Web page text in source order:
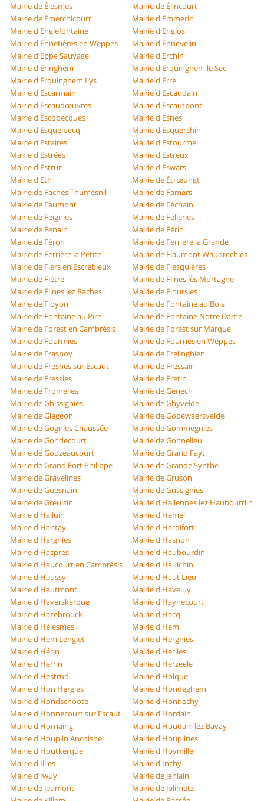
Mairie de Élesmes
Mairie de Élincourt
Mairie de Émerchicourt
Mairie d'Emmerin
Mairie d'Englefontaine
Mairie d'Englos
Mairie d'Ennetières en Weppes
Mairie d'Ennevelin
Mairie d'Eppe Sauvage
Mairie d'Erchin
Mairie d'Eringhem
Mairie d'Erquinghem le Sec
Mairie d'Erquinghem Lys
Mairie d'Erre
Mairie d'Escarmain
Mairie d'Escaudain
Mairie d'Escaudœuvres
Mairie d'Escautpont
Mairie d'Escobecques
Mairie d'Esnes
Mairie d'Esquelbecq
Mairie d'Esquerchin
Mairie d'Estaires
Mairie d'Estourmel
Mairie d'Estrées
Mairie d'Estreux
Mairie d'Estrun
Mairie d'Eswars
Mairie d'Eth
Mairie de Étrœungt
Mairie de Faches Thumesnil
Mairie de Famars
Mairie de Faumont
Mairie de Féchain
Mairie de Feignies
Mairie de Felleries
Mairie de Fenain
Mairie de Férin
Mairie de Féron
Mairie de Ferrière la Grande
Mairie de Ferrière la Petite
Mairie de Flaumont Waudrechies
Mairie de Flers en Escrebieux
Mairie de Flesquières
Mairie de Flêtre
Mairie de Flines lès Mortagne
Mairie de Flines lez Raches
Mairie de Floursies
Mairie de Floyon
Mairie de Fontaine au Bois
Mairie de Fontaine au Pire
Mairie de Fontaine Notre Dame
Mairie de Forest en Cambrésis
Mairie de Forest sur Marque
Mairie de Fourmies
Mairie de Fournes en Weppes
Mairie de Frasnoy
Mairie de Frelinghien
Mairie de Fresnes sur Escaut
Mairie de Fressain
Mairie de Fressies
Mairie de Fretin
Mairie de Fromelles
Mairie de Genech
Mairie de Ghissignies
Mairie de Ghyvelde
Mairie de Glageon
Mairie de Godewaersvelde
Mairie de Gognies Chaussée
Mairie de Gommegnies
Mairie de Gondecourt
Mairie de Gonnelieu
Mairie de Gouzeaucourt
Mairie de Grand Fayt
Mairie de Grand Fort Philippe
Mairie de Grande Synthe
Mairie de Gravelines
Mairie de Gruson
Mairie de Guesnain
Mairie de Gussignies
Mairie de Gœulzin
Mairie d'Hallennes lez Haubourdin
Mairie d'Halluin
Mairie d'Hamel
Mairie d'Hantay
Mairie d'Hardifort
Mairie d'Hargnies
Mairie d'Hasnon
Mairie d'Haspres
Mairie d'Haubourdin
Mairie d'Haucourt en Cambrésis
Mairie d'Haulchin
Mairie d'Haussy
Mairie d'Haut Lieu
Mairie d'Hautmont
Mairie d'Haveluy
Mairie d'Haverskerque
Mairie d'Haynecourt
Mairie d'Hazebrouck
Mairie d'Hecq
Mairie d'Hélesmes
Mairie d'Hem
Mairie d'Hem Lenglet
Mairie d'Hergnies
Mairie d'Hérin
Mairie d'Herlies
Mairie d'Herrin
Mairie d'Herzeele
Mairie d'Hestrud
Mairie d'Holque
Mairie d'Hon Hergies
Mairie d'Hondeghem
Mairie d'Hondschoote
Mairie d'Honnechy
Mairie d'Honnecourt sur Escaut
Mairie d'Hordain
Mairie d'Hornaing
Mairie d'Houdain lez Bavay
Mairie d'Houplin Ancoisne
Mairie d'Houplines
Mairie d'Houtkerque
Mairie d'Hoymille
Mairie d'Illies
Mairie d'Inchy
Mairie d'Iwuy
Mairie de Jenlain
Mairie de Jeumont
Mairie de Jolimetz